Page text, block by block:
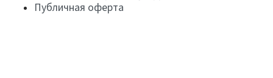
Публичная оферта